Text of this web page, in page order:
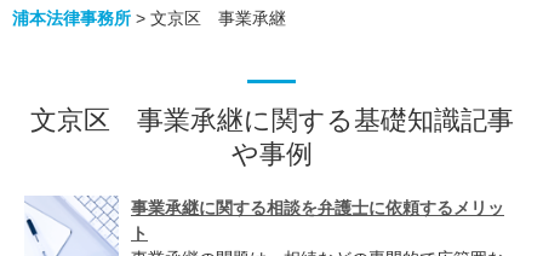
浦本法律事務所 > 文京区 事業承継
文京区 事業承継に関する基礎知識記事
や事例
事業承継に関する相談を弁護士に依頼するメリッ
ト